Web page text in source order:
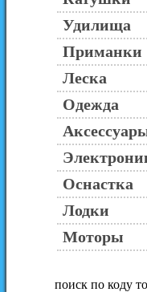
Удилища
Приманки
Леска
Одежда
Оснастка
Лодки
Моторы
поиск по коду